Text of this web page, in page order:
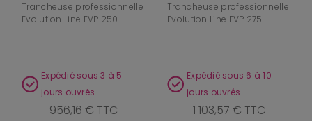
Trancheuse professionnelle
Evolution Line EVP 250
Expédié sous 3 à 5
jours ouvrés
956,16 € TTC
Trancheuse professionnelle
Evolution Line EVP 275
Expédié sous 6 à 10
jours ouvrés
1 103,57 € TTC